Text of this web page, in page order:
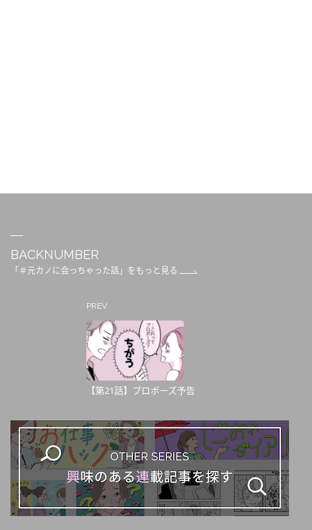
BACKNUMBER
「＃元カノに会っちゃった話」をもっと見る
PREV
【第21話】プロポーズ予告